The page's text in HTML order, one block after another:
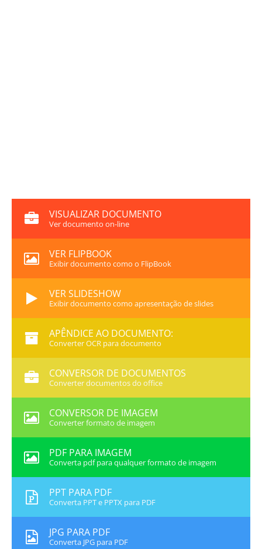
VISUALIZAR DOCUMENTO
Ver documento on-line
VER FLIPBOOK
Exibir documento como o FlipBook
VER SLIDESHOW
Exibir documento como apresentação de slides
APÊNDICE AO DOCUMENTO:
Converter OCR para documento
CONVERSOR DE DOCUMENTOS
Converter documentos do office
CONVERSOR DE IMAGEM
Converter formato de imagem
PDF PARA IMAGEM
Converta pdf para qualquer formato de imagem
PPT PARA PDF
Converta PPT e PPTX para PDF
JPG PARA PDF
Converta JPG para PDF